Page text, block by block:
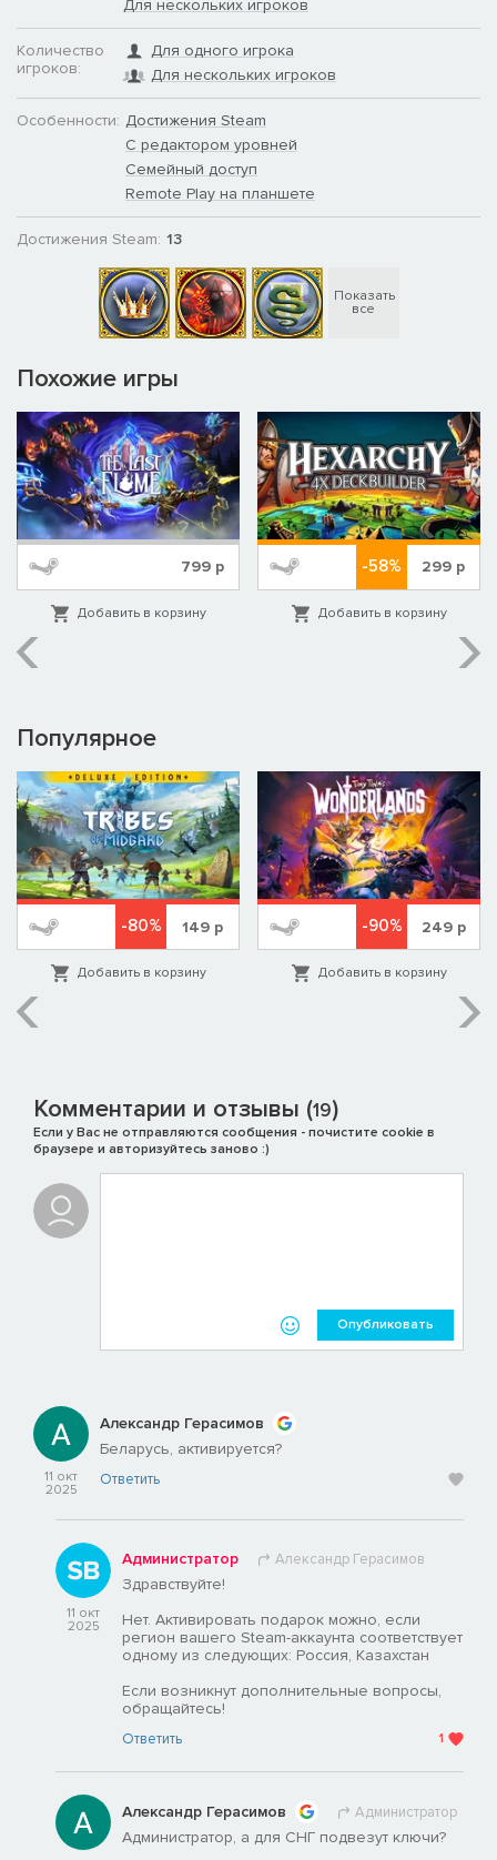
Для нескольких игроков
Количество
игроков:
Для одного игрока
Для нескольких игроков
Особенности: Достижения Steam
С редактором уровней
Семейный доступ
Remote Play на планшете
Достижения Steam: 13
Показать
все
Похожие игры
799 р
Добавить в корзину
-58% 299 р
Добавить в корзину
Популярное
-80% 149 р
Добавить в корзину
-90% 249р
Добавить в корзину
Комментарии и отзывы (19)
Если у Вас не отправляются сообщения - почистите cookie в
браузере и авторизуйтесь заново :)
Опубликовать
11 окт
2025
Александр Герасимов
Беларусь, активируется?
Ответить
11 окт
2025
Администратор Александр Герасимов
Здравствуйте!
Нет. Активировать подарок можно, если
регион вашего Steam-аккаунта соответствует
одному из следующих: Россия, Казахстан
Если возникнут дополнительные вопросы,
обращайтесь!
Ответить 1
Александр Герасимов Администратор
Администратор, а для СНГ подвезут ключи?